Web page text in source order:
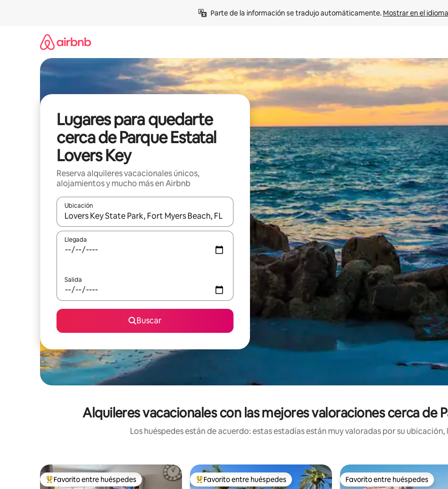
Parte de la información se tradujo automáticamente. Mostrar en el
Lugares para quedarte
cerca de Parque Estatal
Lovers Key
Reserva alquileres vacacionales únicos,
alojamientos y mucho más en Airbnb
Ubicación
Cuando los resultados estén disponibles, navega con las teclas de flecha hacia arriba y hacia abajo o explora con el
Llegada
Salida
Buscar
Alquileres vacacionales con las mejores valoraciones cerca de
Los huéspedes están de acuerdo: estas estadías están muy valoradas por su
Favorito entre huéspedes preferido
Favorito entre huéspedes Favorito entre huéspedes preferido
Favorito entre huéspedes Favorito entre huéspedes
Favorito entre huéspedes